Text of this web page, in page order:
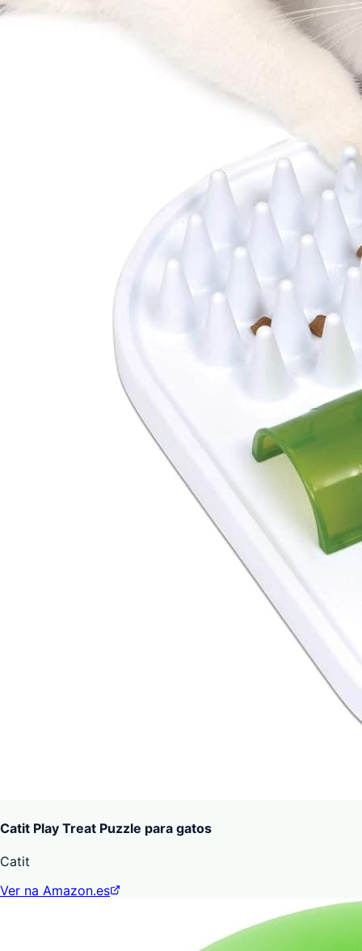
Catit Play Treat Puzzle para gatos
Catit
Ver na Amazon.es